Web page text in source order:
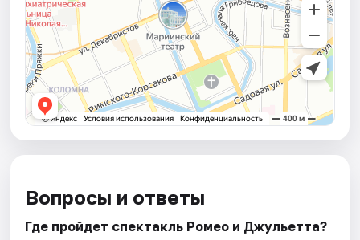
Вопросы и ответы
Где пройдет спектакль Ромео и Джульетта?